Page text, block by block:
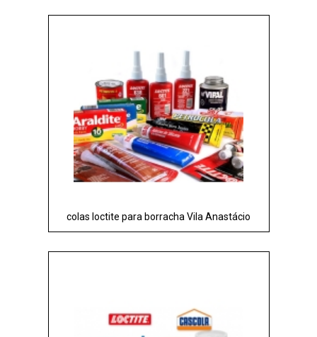
colas loctite para borracha Vila Anastácio